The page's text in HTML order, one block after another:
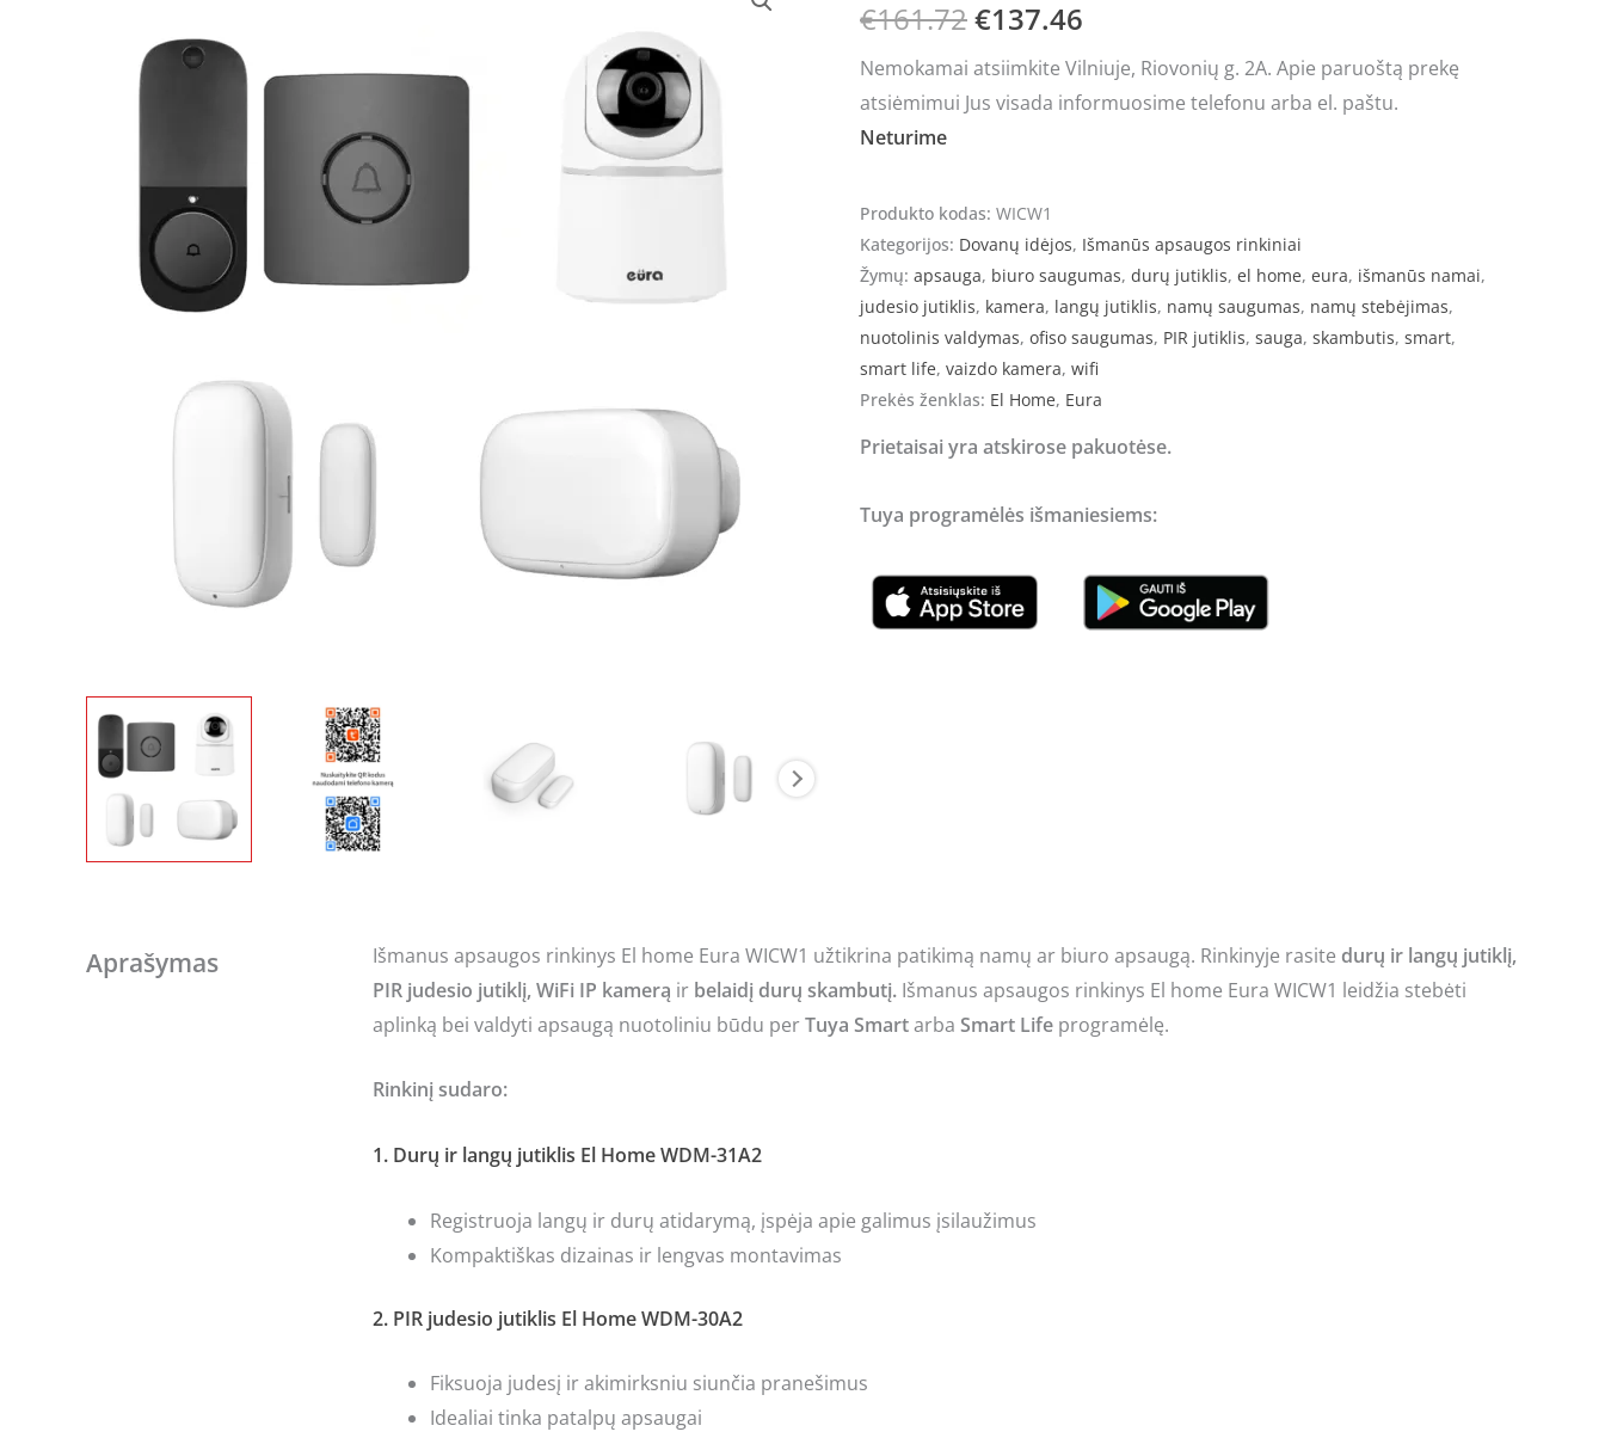
€161.72price
was:
€137.46
is:
Nemokamai atsiimkite Vilniuje, Riovonių g. 2A. Apie paruoštą prekę
atsiėmimui Jus visada informuosime telefonu arba el. paštu.
Neturime
Produkto kodas: WICW1
Kategorijos: Dovanų idėjos, Išmanūs apsaugos rinkiniai
Žymų: apsauga, biuro saugumas, durų jutiklis, el home, eura, išmanūs namai,
judesio jutiklis, kamera, langų jutiklis, namų saugumas, namų stebėjimas,
nuotolinis valdymas, ofiso saugumas, PIR jutiklis, sauga, skambutis, smart,
smart life, vaizdo kamera, wifi
Prekės ženklas: El Home, Eura
Prietaisai yra atskirose pakuotėse.
Tuya programėlės išmaniesiems:
Aprašymas Išmanus apsaugos rinkinys El home Eura WICW1 užtikrina patikimą namų ar biuro apsaugą. Rinkinyje rasite durų ir langų jutiklį,
PIR judesio jutiklį, WiFi IP kamerą ir belaidį durų skambutį. Išmanus apsaugos rinkinys El home Eura WICW1 leidžia stebėti
aplinką bei valdyti apsaugą nuotoliniu būdu perTuya Smartarba Smart Life programėlę.
Rinkinį sudaro:
1. Durų ir langų jutiklis El Home WDM-31A2
Registruoja langų ir durų atidarymą, įspėja apie galimus įsilaužimus
Kompaktiškas dizainas ir lengvas montavimas
2. PIR judesio jutiklis El Home WDM-30A2
Fiksuoja judesį ir akimirksniu siunčia pranešimus
Idealiai tinka patalpų apsaugai